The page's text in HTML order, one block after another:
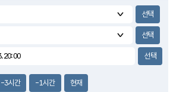
2.0m/s
-3시간 -1시간 현재